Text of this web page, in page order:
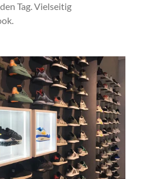
Tag. Vielseitig